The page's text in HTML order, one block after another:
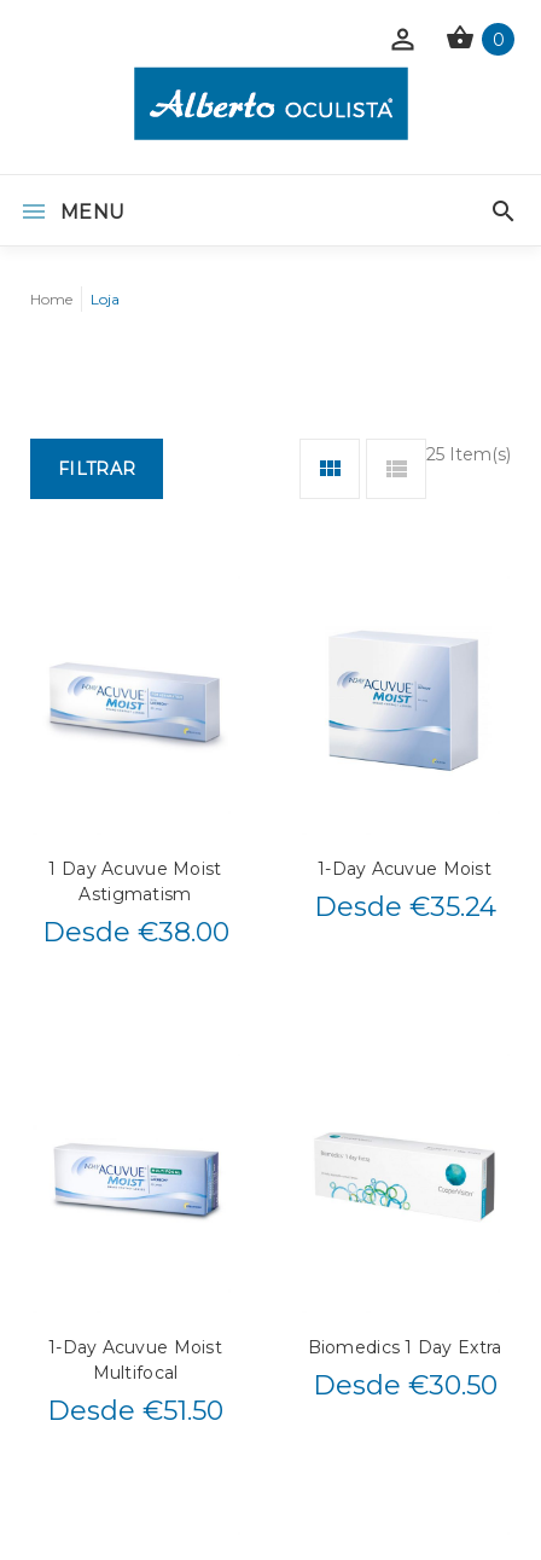
0
MENU
Home Loja
25 Item(s)
FILTRAR
1 Day Acuvue Moist
Astigmatism
Desde €38.00
1-Day Acuvue Moist
Desde €35.24
1-Day Acuvue Moist
Multifocal
Desde €51.50
Biomedics 1 Day Extra
Desde €30.50